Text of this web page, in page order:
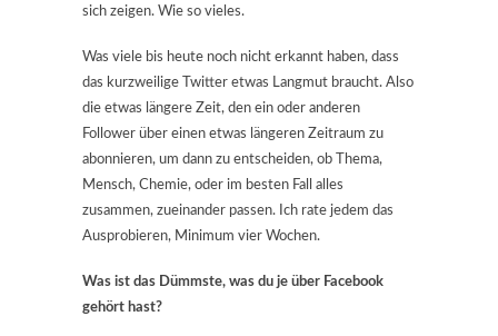
sich zeigen. Wie so vieles.
Was viele bis heute noch nicht erkannt haben, dass
das kurzweilige Twitter etwas Langmut braucht. Also
die etwas längere Zeit, den ein oder anderen
Follower über einen etwas längeren Zeitraum zu
abonnieren, um dann zu entscheiden, ob Thema,
Mensch, Chemie, oder im besten Fall alles
zusammen, zueinander passen. Ich rate jedem das
Ausprobieren, Minimum vier Wochen.
Was ist das Dümmste, was du je über Facebook
gehört hast?